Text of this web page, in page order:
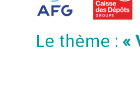
Le thème : «